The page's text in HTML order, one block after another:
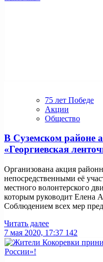
75 лет Победе
Акции
Общество
В Суземском районе
«Георгиевская
Организована акция
непосредственными её
местного волонтерского
которым руководит Елена
Соблюдением всех мер
Читать далее
7 мая 2020, 17:37 142